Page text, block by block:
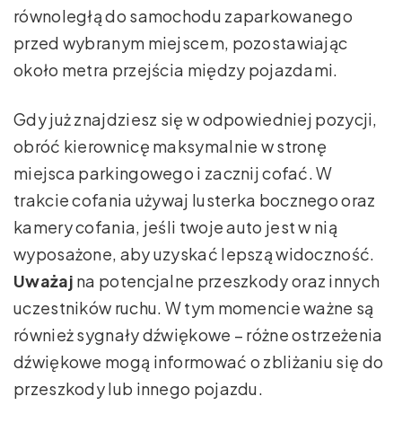
równoległą do samochodu zaparkowanego
przed wybranym miejscem, pozostawiając
około metra przejścia między pojazdami.
Gdy już znajdziesz się w odpowiedniej pozycji,
obróć kierownicę maksymalnie w stronę
miejsca parkingowego i zacznij cofać. W
trakcie cofania używaj lusterka bocznego oraz
kamery cofania, jeśli twoje auto jest w nią
wyposażone, aby uzyskać lepszą widoczność.
Uważaj na potencjalne przeszkody oraz innych
uczestników ruchu. W tym momencie ważne są
również sygnały dźwiękowe – różne ostrzeżenia
dźwiękowe mogą informować o zbliżaniu się do
przeszkody lub innego pojazdu.